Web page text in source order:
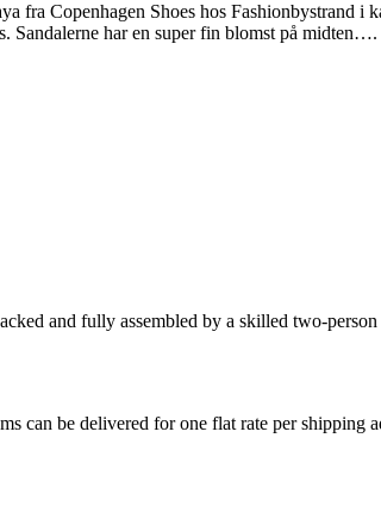
fra Copenhagen Shoes hos Fashionbystrand i
Sandalerne har en super fin blomst på midten….
and fully assembled by a skilled two-
can be delivered for one flat rate per